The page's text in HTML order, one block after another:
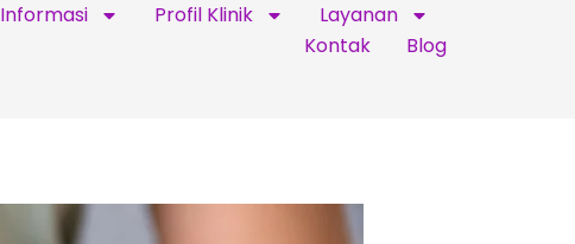
Informasi Profil Klinik
Layanan
Kontak
Blog